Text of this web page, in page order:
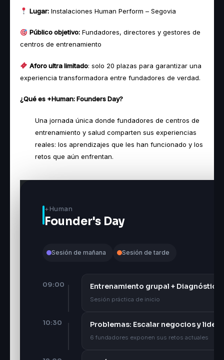
Lugar:Instalaciones Human Perform – Segovia
Público objetivo:Fundadores, directores y gestores de
centros de entrenamiento
Aforo ultra limitado: solo 20 plazas para garantizar una
experiencia transformadora entre fundadores de verdad.
¿Qué es +Human: Founders Day?
Una jornada única donde fundadores de centros de
entrenamiento y salud comparten sus experiencias
reales: los aprendizajes que les han funcionado y los
retos que aún enfrentan.
+Human
Founder's Day
Sesión de mañana Sesión de tarde
09:00 Entrenamiento grupal +
Sesión práctica de inicio
10:30 Problemas: Escalar negocios y
6 fundadores exponen sus retos actuales